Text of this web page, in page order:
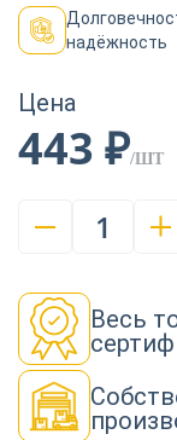
надёжность
Цена
443 ₽/ШТ
1
Весь